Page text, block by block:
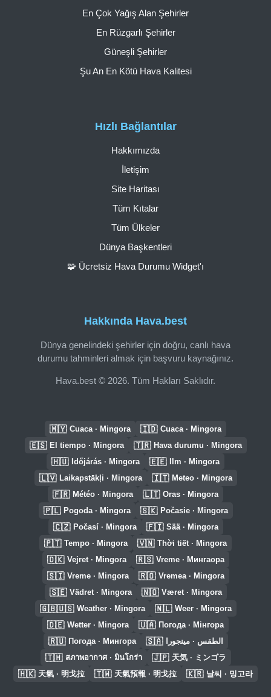
Hakkında Hava.best
Dünya genelindeki şehirler için doğru, canlı hava
durumu tahminleri almak için başvuru kaynağınız.
Hava.best © 2026. Tüm Hakları Saklıdır.
Hızlı Bağlantılar
Hakkımızda
İletişim
Site Haritası
Tüm Kıtalar
Tüm Ülkeler
Dünya Başkentleri
🧩 Ücretsiz Hava Durumu Widget'ı
En Çok Yağış Alan Şehirler
En Rüzgarlı Şehirler
Güneşli Şehirler
Şu An En Kötü Hava Kalitesi
🇲🇾 Cuaca · Mingora 🇮🇩 Cuaca · Mingora
🇪🇸 El tiempo · Mingora 🇹🇷 Hava durumu · Mingora
🇭🇺 Időjárás · Mingora 🇪🇪 Ilm · Mingora
🇱🇻 Laikapstākļi · Mingora 🇮🇹 Meteo · Mingora
🇫🇷 Météo · Mingora 🇱🇹 Oras · Mingora
🇵🇱 Pogoda · Mingora 🇸🇰 Počasie · Mingora
🇨🇿 Počasí · Mingora 🇫🇮 Sää · Mingora
🇵🇹 Tempo · Mingora 🇻🇳 Thời tiết · Mingora
🇩🇰 Vejret · Mingora 🇷🇸 Vreme · Мингаора
🇸🇮 Vreme · Mingora 🇷🇴 Vremea · Mingora
🇸🇪 Vädret · Mingora 🇳🇴 Været · Mingora
🇬🇧🇺🇸 Weather · Mingora 🇳🇱 Weer · Mingora
🇩🇪 Wetter · Mingora 🇺🇦 Погода · Мінгора
🇷🇺 Погода · Мингора 🇸🇦 الطقس · مينجورا
🇹🇭 สภาพอากาศ · มินโกร่า 🇯🇵 天気 · ミンゴラ
🇭🇰 天氣 · 明戈拉 🇹🇼 天氣預報 · 明戈拉 🇰🇷 날씨 · 밍고라